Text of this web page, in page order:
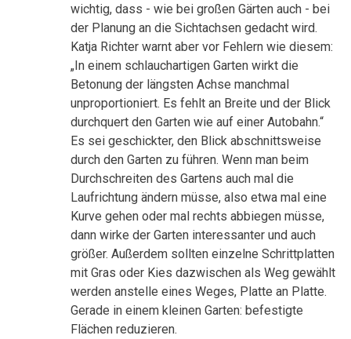
wichtig, dass - wie bei großen Gärten auch - bei
der Planung an die Sichtachsen gedacht wird.
Katja Richter warnt aber vor Fehlern wie diesem:
„In einem schlauchartigen Garten wirkt die
Betonung der längsten Achse manchmal
unproportioniert. Es fehlt an Breite und der Blick
durchquert den Garten wie auf einer Autobahn.“
Es sei geschickter, den Blick abschnittsweise
durch den Garten zu führen. Wenn man beim
Durchschreiten des Gartens auch mal die
Laufrichtung ändern müsse, also etwa mal eine
Kurve gehen oder mal rechts abbiegen müsse,
dann wirke der Garten interessanter und auch
größer. Außerdem sollten einzelne Schrittplatten
mit Gras oder Kies dazwischen als Weg gewählt
werden anstelle eines Weges, Platte an Platte.
Gerade in einem kleinen Garten: befestigte
Flächen reduzieren.